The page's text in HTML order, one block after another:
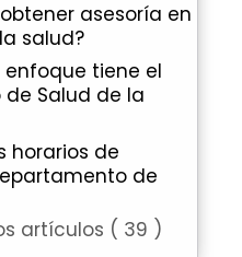
asesoría en
salud?
enfoque tiene el
Salud de la
horarios de
de
artículos ( 39 )